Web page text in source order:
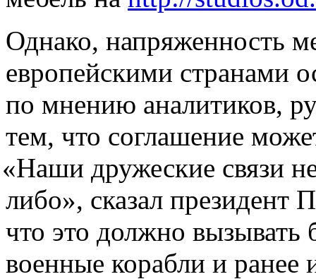
Однако, напряженность
европейскими странами
по мнению аналитиков,
тем, что соглашение
«Наши дружеские связи
либо», сказал президент
что это должно вызывать
военные корабли и ранее